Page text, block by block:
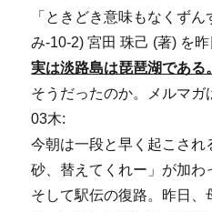
「ときどき意味もなくず
み-10-2) 宮田 珠己 (著) を昨
実は淡路島は琵琶湖である。
そうだったのか。メルマガ
03木:
今朝は一段と早く起こされ
砂、替えてくれー」が加わ
そして駅伝の復路。昨日、